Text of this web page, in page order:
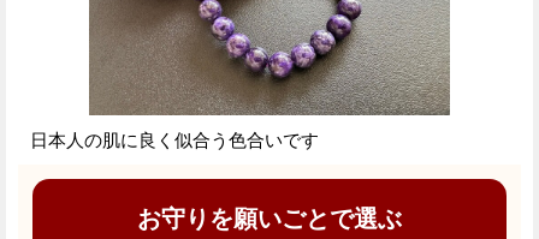
日本人の肌に良く似合う色合いです
お守りを願いごとで選ぶ